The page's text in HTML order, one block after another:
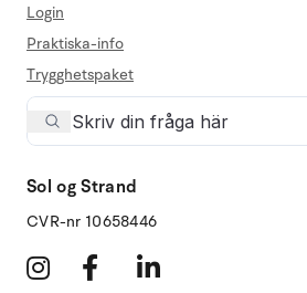
Login
Praktiska-info
Trygghetspaket
Sol og Strand
CVR-nr 10658446